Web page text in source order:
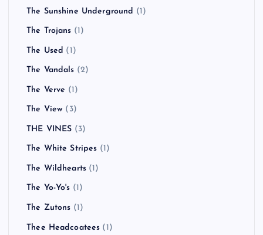
The Sunshine Underground (1)
The Trojans (1)
The Used (1)
The Vandals (2)
The Verve (1)
The View (3)
THE VINES (3)
The White Stripes (1)
The Wildhearts (1)
The Yo-Yo's (1)
The Zutons (1)
Thee Headcoatees (1)